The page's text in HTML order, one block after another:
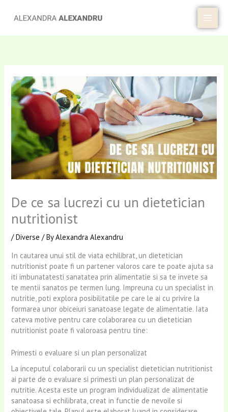
De ce sa lucrezi cu un dietetician
nutritionist
/Diverse / ByAlexandra Alexandru
In cautarea unui stil de viata echilibrat, un dietetician
nutritionist poate fi un partener valoros care te poate ajuta sa
iti imbunatatesti sanatatea prin alimentatie si sa te invete sa
te mentii sanatos pe termen lung. Impreuna cu un specialist in
nutritie, poti explora posibilitatile pe care le ai cu privire la
formarea unor obiceiuri sanatoase legate de alimentatie. Iata
cateva motive pentru care colaborarea cu un dietetician
nutritionist poate fi valoroasa pentru tine:
Primesti o evaluare si un plan personalizat
La inceputul colaborarii cu un specialist dietetician nutritionist
ai parte de o evaluare si primesti un plan personalizat de
nutritie. Acesta este un program individualizat de alimentatie
sanatoasa si echilibrata, creat in functie de nevoile si